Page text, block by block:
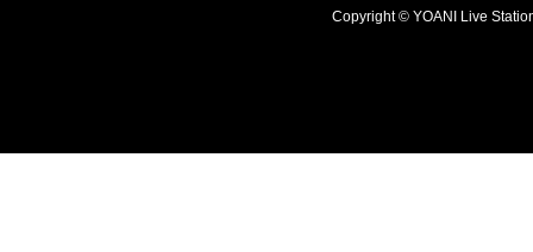
Copyright © YOANI Live